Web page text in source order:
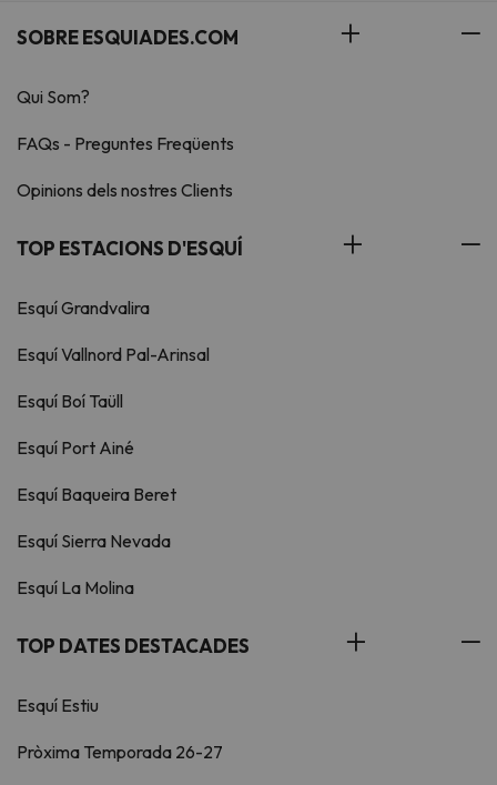
SOBRE ESQUIADES.COM
Qui Som?
FAQs - Preguntes Freqüents
Opinions dels nostres Clients
TOP ESTACIONS D'ESQUÍ
Esquí Grandvalira
Esquí Vallnord Pal-Arinsal
Esquí Boí Taüll
Esquí Port Ainé
Esquí Baqueira Beret
Esquí Sierra Nevada
Esquí La Molina
TOP DATES DESTACADES
Esquí Estiu
Pròxima Temporada 26-27